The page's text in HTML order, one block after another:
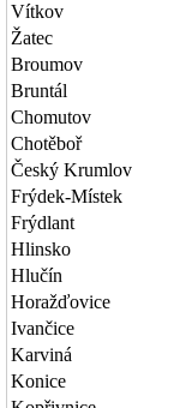
Vítkov
Žatec
Broumov
Bruntál
Chomutov
Chotěboř
Český Krumlov
Frýdek-Místek
Frýdlant
Hlinsko
Hlučín
Horažďovice
Ivančice
Karviná
Konice